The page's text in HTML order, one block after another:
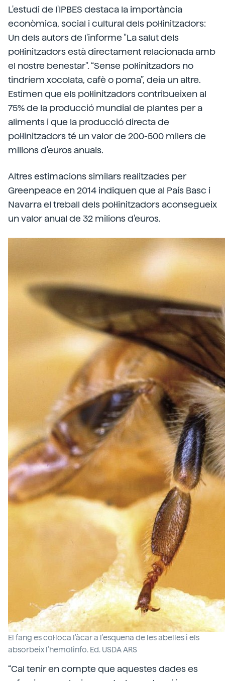
L'estudi de l'IPBES destaca la importància
econòmica, social i cultural dels pol·linitzadors:
Un dels autors de l'informe "La salut dels
pol·linitzadors està directament relacionada amb
el nostre benestar". “Sense pol·linitzadors no
tindríem xocolata, cafè o poma”, deia un altre.
Estimen que els pol·linitzadors contribueixen al
75% de la producció mundial de plantes per a
aliments i que la producció directa de
pol·linitzadors té un valor de 200-500 milers de
milions d'euros anuals.
Altres estimacions similars realitzades per
Greenpeace en 2014 indiquen que al País Basc i
Navarra el treball dels pol·linitzadors aconsegueix
un valor anual de 32 milions d'euros.
El fang es col·loca l'àcar a l'esquena de les abelles i els
absorbeix l'hemolinfo. Ed. USDA ARS
“Cal tenir en compte que aquestes dades es